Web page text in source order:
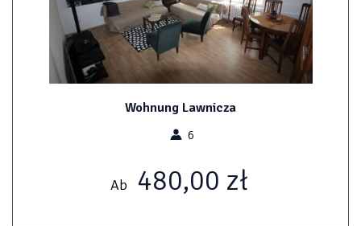
Wohnung Lawnicza
6
Ab 480,00 zł